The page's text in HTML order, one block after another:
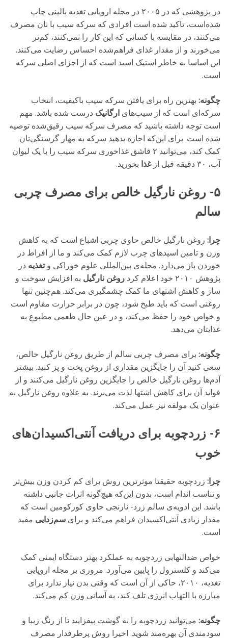
در پژوهشی که در ۲۰۰۵ در مجله‌ اروپایی تغذیه‌ بالینی چاپ
شده‌است، تاکید شده‌ است افرادی که سرکه‌ سیب با نان مصرف
می‌کنند، در مقایسه با کسانی که این کار را نمی‌کنند، کم‌تر
می‌خورند و از مقدار غذای فراهم‌شده احساس رضایت می‌کنند.
این اساسا به خاطر استیک اسید است که از اجزای اصلی سرکه
است.
چگونه: بهترین راه برای یافتن سرکه‌ سیب باکیفیت، انتخاب
سرکه‌ای است که از سیب‌های ارگانیک درست شده ‌باشد. مهم
است توجه داشته ‌باشید که مصرف سرکه‌ سیب رقیق‌شده توصیه
شده ‌است. برای این‌که اجازه بدهید سرکه به مهار گرسنگی‌تان
کمک کند، می‌توانید ۲ قاشق غذاخوری سرکه‌ سیب را با یک لیوان
آب، ۳۰ دقیقه قبل از
غذا بخورید.
۵- روغن نارگیل خالص برای مصرف چربی
سالم
چرا: روغن نارگیل خالص حاوی چربی اشباع است که به کاهش
وزن و تامین اسیدهای چرب لازم کمک می‌کند و ما از افراط در
خوردن باز می‌دارد. مجله‌ی بین‌المللی علوم خوراکی وتغذیه در
پژوهش ۲۰۱۰ خود اعلام کرد
روغن نارگیل به افزایش سوخت و
ساز و کاهش اشتهای ما کمک چشمگیری می‌کند. هم‌چنین تنها
روغنی است که باید طبخ شود، چون در برابر حرارت مقاوم است
و خواص خود را حفظ می‌کند، و در عین حال طعمی مطبوع به
غذایتان می‌دهد.
چگونه: برای مصرف چربی سالم از طریق روغن نارگیل خالص،
سعی کنید آن را جایگزین مقداری از روغن پخت و پز کنید. بیشتر
آدم‌ها روغن نارگیل خالص را جایگزین روغن نارگیل می‌کنند و از
فواید آن برای کاهش اشتها لذت می‌برند. به علاوه روغن نارگیل به
عنوان یک مولفه‌ نیز عمل می‌کند.
۶- زردچوبه برای دریافت آنتی‌اکسیدان‌های
خوب
چرا: زردچوبه حقیقتا موثرترین روش برای کم کردن وزن بیش‌تر
و تناسب اندام است، بدون این‌که هیچ‌گونه اثرات جانبی داشته‌
باشد. این ادویه‌ی سالم زرد- نارنجی حاوی کورکومین است که
مقدار زیادی آنتی‌اکسیدان فراهم می‌کند و برای سم‌زدایی مفید
است.
خواص ضدالتهابی زردچوبه به عملکرد بهتر دستگاه ایمنی کمک
می‌کند و کلسترول را پایین می‌آورد. مروری بر مجله‌ اروپایی
تغذیه، ۲۰۱۰، حاکی از آن است که وقتی بدن نیاز ندارد برای
مبارزه با التهاب انرژی تلف کند، به آسانی وزن کم می‌کند.
چگونه: می‌توانید زردچوبه را به گوشت بیفزایید تا از رنگ زیبا و
سودمندی آن بهره‌مند شوید. اخیرا روش پرطرفدار مصرف